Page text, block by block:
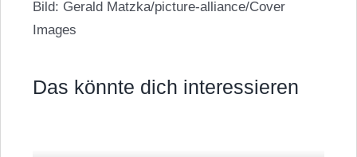
Bild: Gerald Matzka/picture-alliance/Cover
Images
Das könnte dich interessieren